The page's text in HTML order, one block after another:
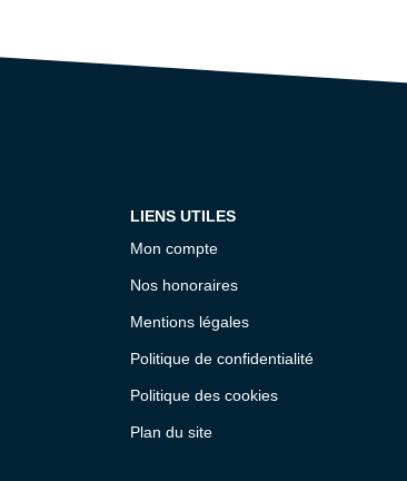
LIENS UTILES
Mon compte
Nos honoraires
Mentions légales
Politique de confidentialité
Politique des cookies
Plan du site